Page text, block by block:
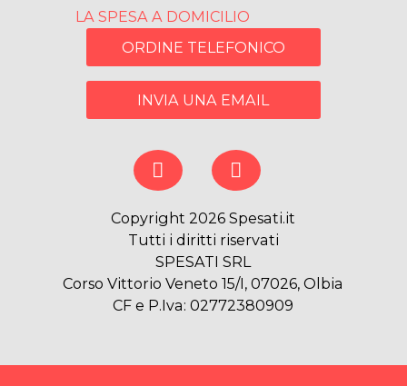
LA SPESA A DOMICILIO
ORDINE TELEFONICO
INVIA UNA EMAIL
Copyright 2026 Spesati.it
Tutti i diritti riservati
SPESATI SRL
Corso Vittorio Veneto 15/I, 07026, Olbia
CF e P.Iva: 02772380909